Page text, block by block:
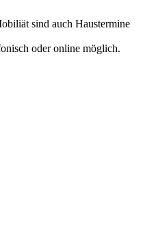
sind auch Haustermine
oder online möglich.